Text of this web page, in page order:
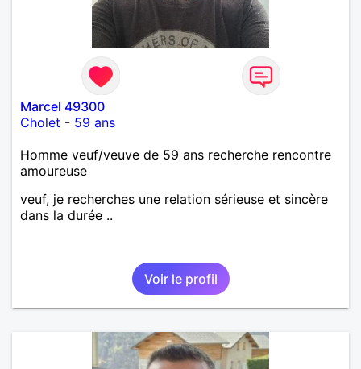
Marcel 49300
Cholet - 59 ans
Homme veuf/veuve de 59 ans recherche rencontre
amoureuse
veuf, je recherches une relation sérieuse et sincère
dans la durée ..
Voir le profil